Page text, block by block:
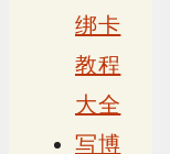
绑卡
教程
大全
写博